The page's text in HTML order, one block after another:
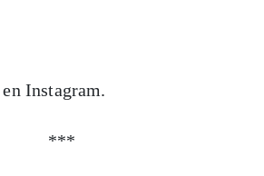
en Instagram.
***